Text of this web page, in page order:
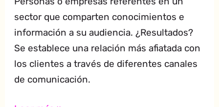
sector que comparten conocimientos e
información a su audiencia. ¿Resultados?
Se establece una relación más afiatada con
los clientes a través de diferentes canales
de comunicación.